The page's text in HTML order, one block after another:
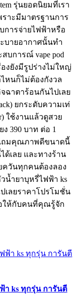
รุ่นยอดนิยมที่เรา
าะมีมาตรฐานการ
การจ่ายไฟฟ้าหรือ
บายอากาศนั้นทำ
บการณ์ vape pod
งยังมีรูปร่างไม่ใหญ่
หนก็ไม่ต้องกังวล
ฉาตาร้อนกันไปเลย
ยกระดับความเท่
ใช้งานแล้วดูสวย
390 บาท ต่อ 1
แถมคุณภาพดีขนาดนี้
ด้เลย และทางร้าน
ควันทุกคนต้องลอง
วน้ำยาบุหรี่ไฟฟ้า ks
เลยราคาโปรโมชั่น
ให้กับคนที่คุณรู้จัก
า ks ทุกรุ่น การันตี